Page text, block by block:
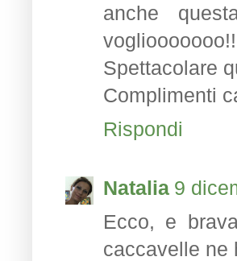
anche
Spettacolare
Complimenti
Rispondi
Natalia 9
Ecco, e
caccavelle ne